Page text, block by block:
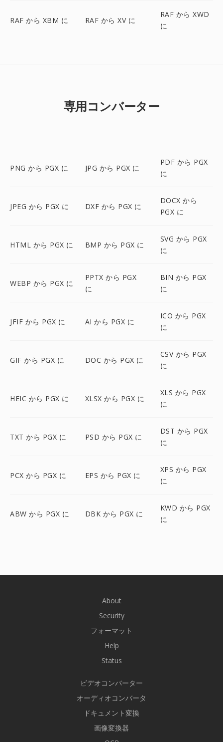
RAF から XBM に RAF から XV に
RAF から XWD
に
専用コンバーター
PNG から PGX に JPG から PGX に
PDF から PGX
に
JPEG から PGX に DXF から PGX に
DOCX から
PGX に
HTML から PGX に BMP から PGX に
SVG から PGX
に
WEBP から PGX に
PPTX から PGX
に
BIN から PGX
に
JFIF から PGX に AI から PGX に
ICO から PGX
に
GIF から PGX に DOC から PGX に
CSV から PGX
に
HEIC から PGX に XLSX から PGX に
XLS から PGX
に
TXT から PGX に PSD から PGX に
DST から PGX
に
PCX から PGX に EPS から PGX に
XPS から PGX
に
ABW から PGX に DBK から PGX に
KWD から PGX
に
About
Security
フォーマット
Help
Status
ビデオコンバーター
オーディオコンバータ
ドキュメント変換
画像変換器